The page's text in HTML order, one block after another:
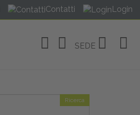
Contatti Login
SEDE
Ricerca